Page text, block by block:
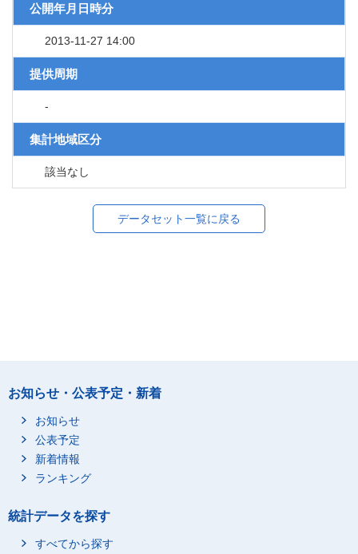
公開年月日時分
2013-11-27 14:00
提供周期
-
集計地域区分
該当なし
データセット一覧に戻る
お知らせ・公表予定・新着
お知らせ
公表予定
新着情報
ランキング
統計データを探す
すべてから探す